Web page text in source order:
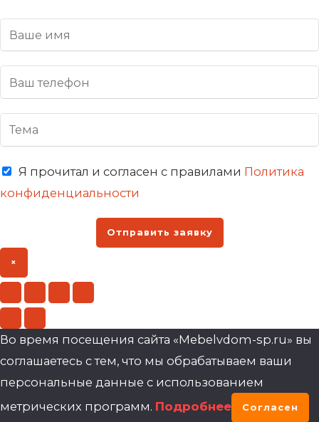
Я прочитал и согласен с правилами Политика
конфиденциальности
Отправить заявку
×
Во время посещения сайта «Mebelvdom-sp.ru» вы
соглашаетесь с тем, что мы обрабатываем ваши
персональные данные с использованием
метрических программ. Подробнее Согласен